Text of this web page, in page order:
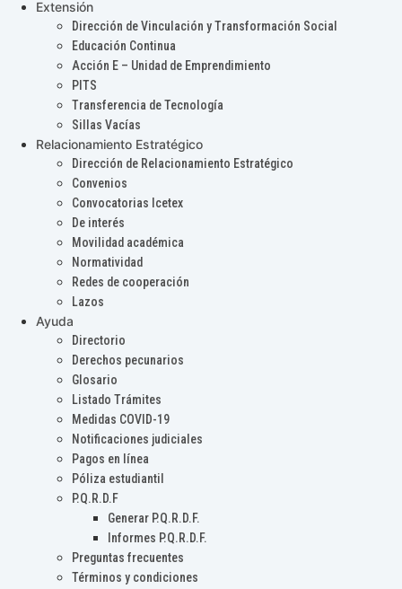
Extensión
Dirección de Vinculación y Transformación Social
Educación Continua
Acción E – Unidad de Emprendimiento
PITS
Transferencia de Tecnología
Sillas Vacías
Relacionamiento Estratégico
Dirección de Relacionamiento Estratégico
Convenios
Convocatorias Icetex
De interés
Movilidad académica
Normatividad
Redes de cooperación
Lazos
Ayuda
Directorio
Derechos pecunarios
Glosario
Listado Trámites
Medidas COVID-19
Notificaciones judiciales
Pagos en línea
Póliza estudiantil
P.Q.R.D.F
Generar P.Q.R.D.F.
Informes P.Q.R.D.F.
Preguntas frecuentes
Términos y condiciones